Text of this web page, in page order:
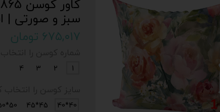
سبز و صورتی |
۶۷۵,۰۱۷ تومان
1
2
3
4
40*40
45*45
50*50